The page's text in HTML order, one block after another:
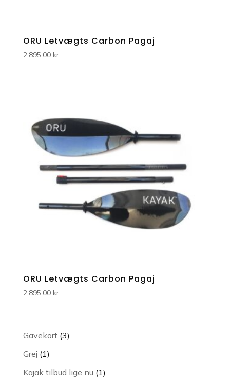
ORU Letvægts Carbon Pagaj
2.895,00 kr.
ORU Letvægts Carbon Pagaj
2.895,00 kr.
Gavekort 33
Grej 11
vare
Kajak tilbud lige nu 11